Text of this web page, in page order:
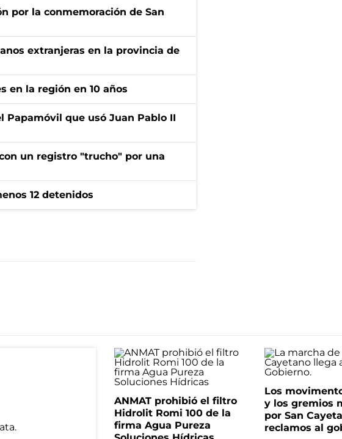
por la conmemoración de San
extranjeras en la provincia de
en la región en 10 años
Papamóvil que usó Juan Pablo II
un registro "trucho" por una
12 detenidos
ANMAT prohibió el filtro
Hidrolit Romi 100 de la
firma Agua Pureza
Los
y los gremios
por San
reclamos al